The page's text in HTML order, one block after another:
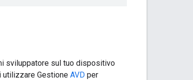
sviluppatore sul tuo dispositivo
utilizzare Gestione AVD per